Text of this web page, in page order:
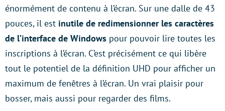
énormément de contenu à l’écran. Sur une dalle de 43
pouces, il est inutile de redimensionner les caractères
de l’interface de Windows pour pouvoir lire toutes les
inscriptions à l’écran. C’est précisément ce qui libère
tout le potentiel de la définition UHD pour afficher un
maximum de fenêtres à l’écran. Un vrai plaisir pour
bosser, mais aussi pour regarder des films.